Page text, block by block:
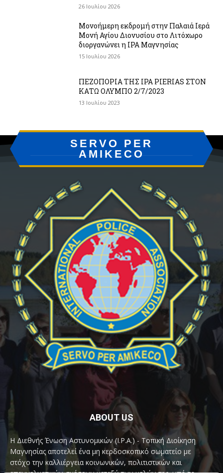
26 Ιουλίου 2026
Μονοήμερη εκδρομή στην Παλαιά Ιερά
Μονή Αγίου Διονυσίου στο Λιτόχωρο
διοργανώνει η IPA Μαγνησίας
15 Ιουλίου 2026
ΠΕΖΟΠΟΡΙΑ ΤΗΣ IPA PIERIAS ΣΤΟΝ
ΚΑΤΩ ΟΛΥΜΠΟ 2/7/2023
13 Ιουλίου 2023
SERVO PER
AMIKECO
ABOUT US
Η Διεθνής Ένωση Αστυνομικών (I.P.A.) - Τοπική Διοίκηση
Μαγνησίας αποτελεί ένα μη κερδοσκοπικό σωματείο με
στόχο την καλλιέργεια κοινωνικών, πολιτιστικών και